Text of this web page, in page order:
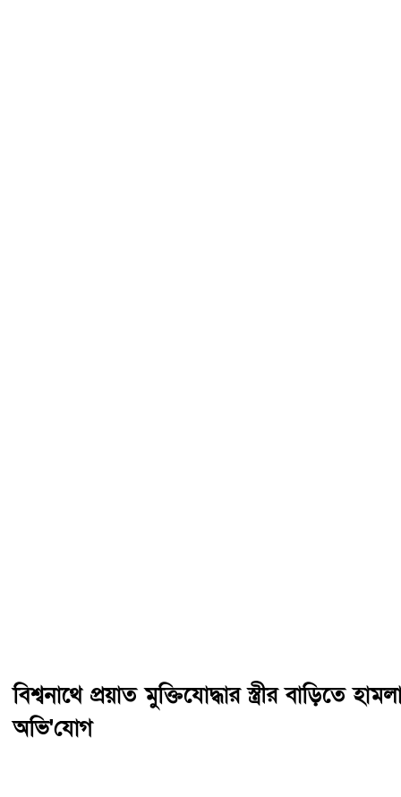
বিশ্বনাথে প্রয়াত মুক্তিযোদ্ধার স্ত্রীর বাড়িতে
অভি'যোগ